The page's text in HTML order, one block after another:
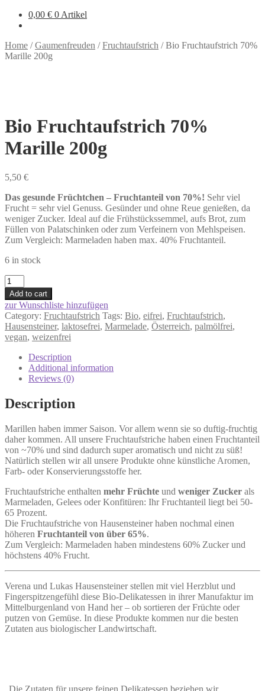
0,00 € 0 Artikel
Home /Gaumenfreuden /Fruchtaufstrich /Bio Fruchtaufstrich 70%
Marille 200g
Bio Fruchtaufstrich 70%
Marille 200g
5,50 €
Das gesunde Früchtchen – Fruchtanteil von 70%! Sehr viel
Frucht = sehr viel Genuss. Gesünder und ohne Reue genießen, da
weniger Zucker. Ideal auf die Frühstückssemmel, aufs Brot, zum
Füllen von Palatschinken oder zum Verfeinern von Mehlspeisen.
Zum Vergleich: Marmeladen haben max. 40% Fruchtanteil.
6 in stock
Bio
Fruchtaufstrich
70%
Marille
200g
quantity
Add to cart
zur Wunschliste hinzufügen
Category: Fruchtaufstrich Tags: Bio, eifrei, Fruchtaufstrich,
Hausensteiner, laktosefrei, Marmelade, Österreich, palmölfrei,
vegan, weizenfrei
Description
Additional information
Reviews (0)
Description
Marillen haben immer Saison. Vor allem wenn sie so duftig-fruchtig
daher kommen. All unsere Fruchtaufstriche haben einen Fruchtanteil
von ~70% und sind dadurch super aromatisch und nicht zu süß!
Natürlich stellen wir all unsere Produkte ohne künstliche Aromen,
Farb- oder Konservierungsstoffe her.
Fruchtaufstriche enthalten mehr Früchte und weniger Zucker als
Marmeladen, Gelees oder Konfitüren: Ihr Fruchtanteil liegt bei 50-
65 Prozent.
Die Fruchtaufstriche von Hausensteiner haben nochmal einen
höheren Fruchtanteil von über 65%.
Zum Vergleich: Marmeladen haben mindestens 60% Zucker und
höchstens 40% Frucht.
Verena und Lukas Hausensteiner stellen mit viel Herzblut und
Fingerspitzengefühl diese Bio-Delikatessen in ihrer Manufaktur im
Mittelburgenland von Hand her – ob sortieren der Früchte oder
putzen von Gemüse. In diese Produkte kommen nur die besten
Zutaten aus biologischer Landwirtschaft.
„Die Zutaten für unsere feinen Delikatessen beziehen wir